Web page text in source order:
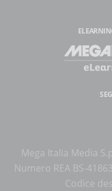
Mega Italia Media
Numero REA BS-
Codice